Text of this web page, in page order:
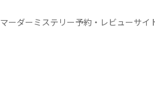
マーダーミステリー予約・レビューサイ